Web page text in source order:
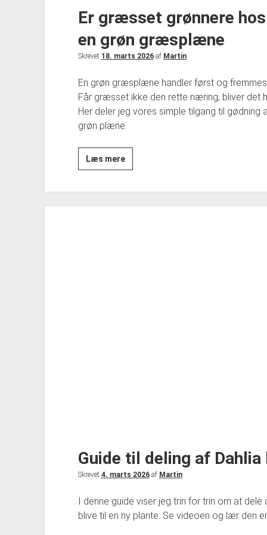
Er græsset grønnere
en grøn græsplæne
Skrevet 18. marts 2026af Martin
En grøn græsplæne handler først og
Får græsset ikke den rette næring, bliver det
Her deler jeg vores simple tilgang til
grøn plæne.
Læs mereEr
græsset
Guide til deling af Dahlia
Skrevet 4. marts 2026af Martin
I denne guide viser jeg trin for trin om at
blive til en ny plante. Se videoen og lær den